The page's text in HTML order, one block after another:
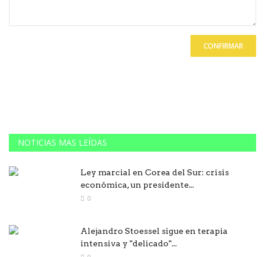
CONFIRMAR
NOTICIAS MAS LEÍDAS
Ley marcial en Corea del Sur: crisis
económica, un presidente...
0
Alejandro Stoessel sigue en terapia
intensiva y "delicado"...